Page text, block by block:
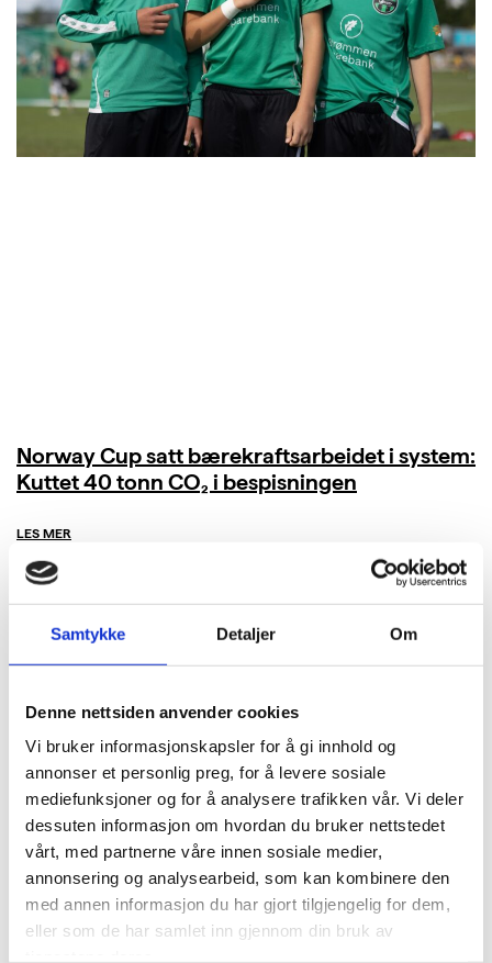
Samtykke Detaljer Om
Denne nettsiden anvender cookies
Vi bruker informasjonskapsler for å gi innhold og
annonser et personlig preg, for å levere sosiale
mediefunksjoner og for å analysere trafikken vår. Vi deler
dessuten informasjon om hvordan du bruker nettstedet
vårt, med partnerne våre innen sosiale medier,
annonsering og analysearbeid, som kan kombinere den
med annen informasjon du har gjort tilgjengelig for dem,
eller som de har samlet inn gjennom din bruk av
Norway Cup satt bærekraftsarbeidet i system:
Kuttet 40 tonn CO₂ i bespisningen
LES MER